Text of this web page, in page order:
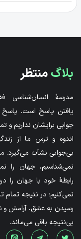
بلاگمنتظر
مدرسۀ انسان‌شناسی
یافتن پاسخ است. پاسخ
جوابی برایشان نداریم و
اندوه و ترس ما از
بی‌جوابی نشأت می‌گیرد.
نمی‌شناسیم، جهان را
رابطۀ خود با جهان را
نمی‌کنیم؛ در نتیجه تمام
رسیدن به عشق، آرامش و
بی‌نتیجه باقی می‌ماند.